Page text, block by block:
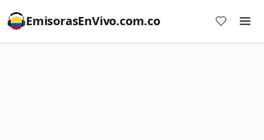
EmisorasEnVivo.com.co